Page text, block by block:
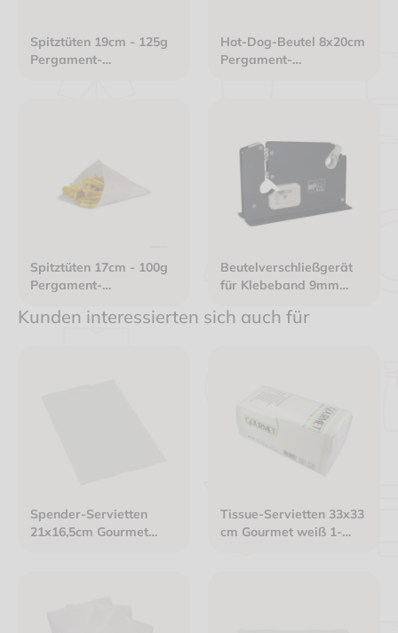
Spitztüten 19cm - 125g
Pergament-
Hot-Dog-Beutel 8x20cm
Pergament-
Spitztüten 17cm - 100g
Pergament-
weiß
Beutelverschließgerät
für Klebeband 9mm
Kunden interessierten sich auch für
Spender-Servietten
21x16,5cm Gourmet
Tissue-Servietten 33x33
cm Gourmet weiß 1-